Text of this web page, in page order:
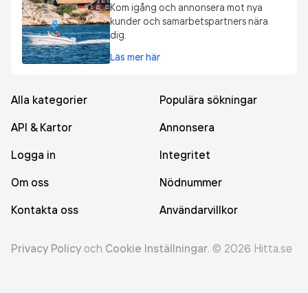
Kom igång och annonsera mot nya
kunder och samarbetspartners nära
dig.
Läs mer här
Alla kategorier
Populära sökningar
API & Kartor
Annonsera
Logga in
Integritet
Om oss
Nödnummer
Kontakta oss
Användarvillkor
Privacy Policy och Cookie Inställningar. © 2026 Hitta.se